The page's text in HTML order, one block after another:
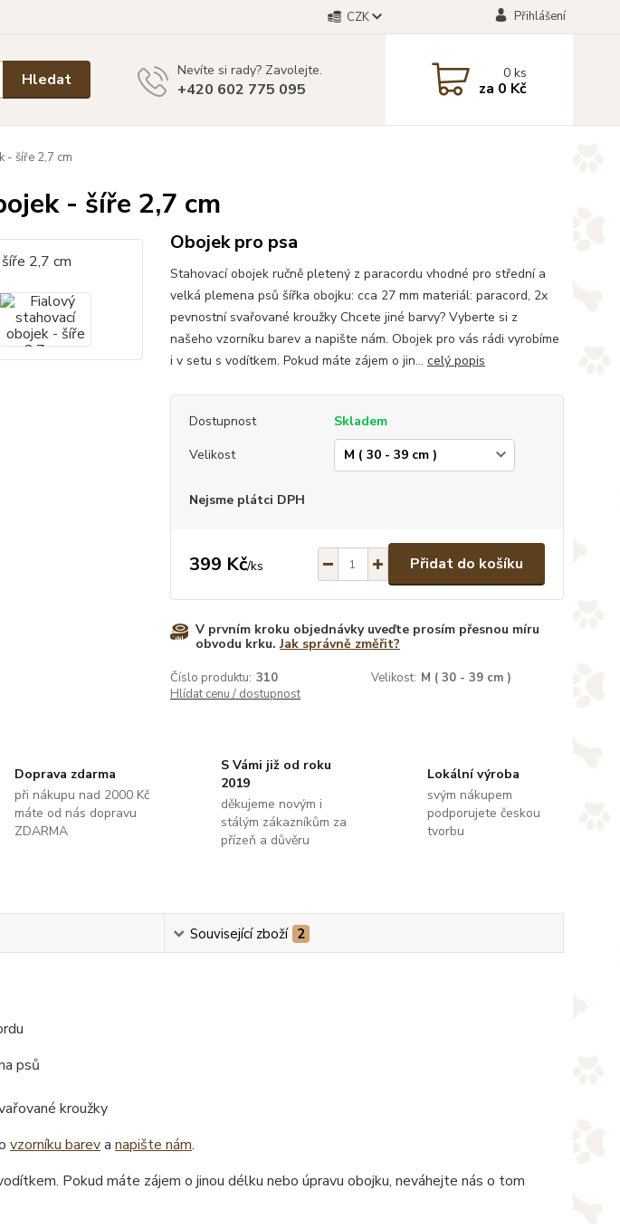
CZK Přihlášení
Hledat Nevíte si rady? Zavolejte.
+420 602 775 095
0ks
za 0 Kč
- šíře 2,7 cm
- šíře 2,7 cm
Obojek pro psa
Stahovací obojek ručně pletený z paracordu vhodné pro střední a
velká plemena psů šířka obojku: cca 27 mm materiál: paracord, 2x
pevnostní svařované kroužky Chcete jiné barvy? Vyberte si z
našeho vzorníku barev a napište nám. Obojek pro vás rádi vyrobíme
i v setu s vodítkem. Pokud máte zájem o jin... celý popis
Dostupnost
Skladem
Velikost
Nejsme plátci DPH
399 Kč/ks Přidat do košíku
V prvním kroku objednávky uveďte prosím přesnou míru
obvodu krku.Jak správně změřit?
Číslo produktu: 310 Velikost: M ( 30 - 39 cm )
Hlídat cenu / dostupnost
Doprava zdarma
při nákupu nad 2000 Kč
máte od nás dopravu
ZDARMA
S Vámi již od roku
2019
děkujeme novým i
stálým zákazníkům za
přízeň a důvěru
Lokální výroba
svým nákupem
podporujete českou
tvorbu
Související zboží 2
psů
kroužky
vzorníku bareva napište nám.
Pokud máte zájem o jinou délku nebo úpravu obojku, neváhejte nás o tom